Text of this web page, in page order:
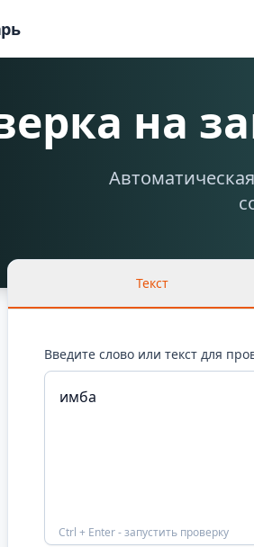
на
Текст
Введите слово или текст для
Ctrl + Enter - запустить проверку